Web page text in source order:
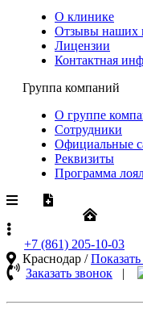
О клинике
Отзывы наших
Лицензии
Контактная
Группа компаний
О группе
Сотрудники
Официальные
Реквизиты
Программа
+7 (861) 205-10-03
Краснодар /
Заказать звонок |